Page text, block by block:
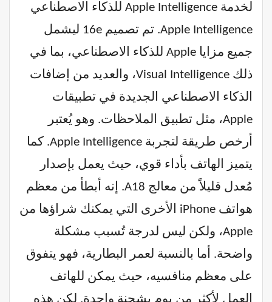
لخدمة Apple Intelligence للذكاء الاصطناعي
Apple Intelligence. تم تصميم 16e ليشمل
جميع مزايا Apple للذكاء الاصطناعي، بما في
ذلك Visual Intelligence، والعديد من إضافات
الذكاء الاصطناعي الجديدة في تطبيقات
Apple، مثل تطبيق الملاحظات. وهو يُعتبر
أرخص طريقة لتجربة Apple Intelligence. كما
يتميز الهاتف بأداء قوي، حيث يعمل بإصدار
مُعدل قليلاً من معالج A18. إنه أبطأ من معظم
هواتف iPhone الأخرى التي يمكنك شراؤها من
Apple، ولكن ليس لدرجة تُسبب مشكلة
واضحة. أما بالنسبة لعمر البطارية، فهو يتفوق
على معظم منافسيه، حيث يمكن للهاتف
العمل لأكثر من يوم بشحنة واحدة. لكن هذه